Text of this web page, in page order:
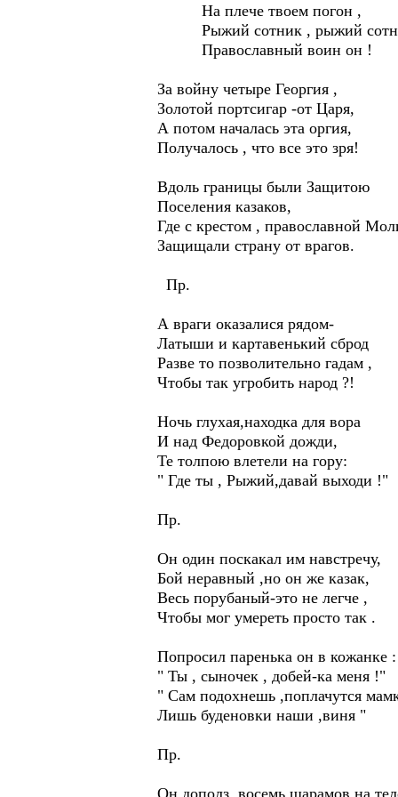
На плече твоем погон ,
Рыжий сотник , рыжий
Православный воин он !
За войну четыре Георгия ,
Золотой портсигар -от Царя,
А потом началась эта оргия,
Получалось , что все это зря!
Вдоль границы были Защитою
Поселения казаков,
Где с крестом , православной
Защищали страну от врагов.
Пр.
А враги оказалися рядом-
Латыши и картавенький сброд
Разве то позволительно гадам ,
Чтобы так угробить народ ?!
Ночь глухая,находка для вора
И над Федоровкой дожди,
Те толпою влетели на гору:
" Где ты , Рыжий,давай выходи !"
Пр.
Он один поскакал им навстречу,
Бой неравный ,но он же казак,
Весь порубаный-это не легче ,
Чтобы мог умереть просто так .
Попросил паренька он в кожанке :
" Ты , сыночек , добей-ка меня !"
" Сам подохнешь ,поплачутся
Лишь буденовки наши ,виня "
Пр.
Он дополз ,восемь шарамов на